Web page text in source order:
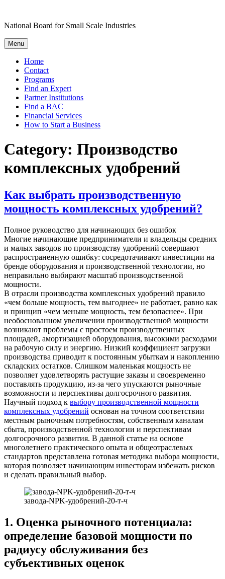
content
National Board for Small Scale Industries
Menu
Home
Contact
Programs
Find an Expert
Partner Institutions
Find a BAC
Financial Services
How to Start a Business
Category: Производство
комплексных удобрений
Как выбрать производственную
мощность комплексных удобрений?
Полное руководство для начинающих без ошибок
Многие начинающие предприниматели и владельцы средних
и малых заводов по производству удобрений совершают
распространенную ошибку: сосредотачивают инвестиции на
бренде оборудования и производственной технологии, но
неправильно выбирают масштаб производственной
мощности.
В отрасли производства комплексных удобрений правило
«чем больше мощность, тем выгоднее» не работает, равно как
и принцип «чем меньше мощность, тем безопаснее». При
необоснованном увеличении производственной мощности
возникают проблемы с простоем производственных
площадей, амортизацией оборудования, высокими расходами
на рабочую силу и энергию. Низкий коэффициент загрузки
производства приводит к постоянным убыткам и накоплению
складских остатков. Слишком маленькая мощность не
позволяет удовлетворять растущие заказы и своевременно
поставлять продукцию, из-за чего упускаются рыночные
возможности и перспективы долгосрочного развития.
Научный подход к выбору производственной мощности
комплексных удобрений основан на точном соответствии
местным рыночным потребностям, собственным каналам
сбыта, производственной технологии и перспективам
долгосрочного развития. В данной статье на основе
многолетнего практического опыта и общеотраслевых
стандартов представлена готовая методика выбора мощности,
которая позволяет начинающим инвесторам избежать рисков
и сделать правильный выбор.
завода-NPK-удобрений-20-т-ч
1. Оценка рыночного потенциала:
определение базовой мощности по
радиусу обслуживания без
субъективных оценок